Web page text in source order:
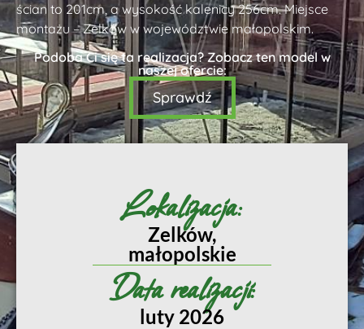
ścian to 201cm, a wysokość kalenicy 256cm. Miejsce
montażu – Zelków w województwie małopolskim.
Podoba Ci się ta realizacja? Zobacz ten model w
naszej ofercie:
Sprawdź
Lokalizacja:
Zelków,
małopolskie
Data realizacji:
luty 2026